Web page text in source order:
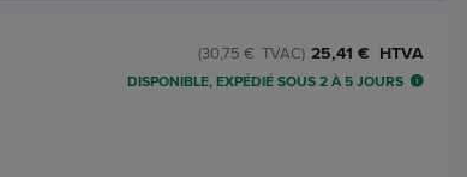
25,41 € HTVA
(30,75 € TVAC)
DISPONIBLE, EXPÉDIÉ SOUS 2 À 5 JOURS